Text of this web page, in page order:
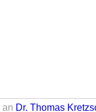
an Dr. Thomas